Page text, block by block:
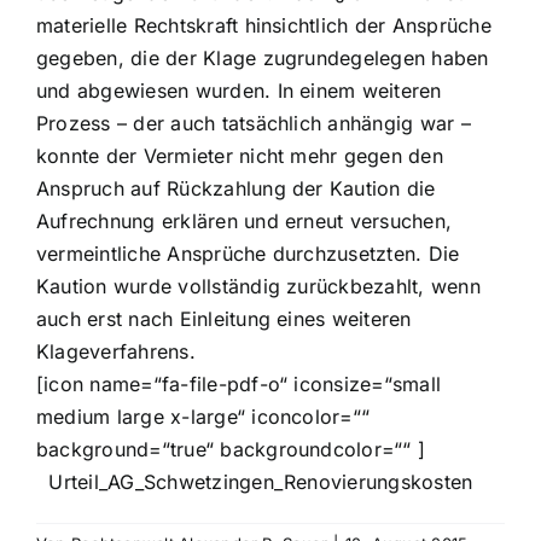
materielle Rechtskraft hinsichtlich der Ansprüche
gegeben, die der Klage zugrundegelegen haben
und abgewiesen wurden. In einem weiteren
Prozess – der auch tatsächlich anhängig war –
konnte der Vermieter nicht mehr gegen den
Anspruch auf Rückzahlung der Kaution die
Aufrechnung erklären und erneut versuchen,
vermeintliche Ansprüche durchzusetzten. Die
Kaution wurde vollständig zurückbezahlt, wenn
auch erst nach Einleitung eines weiteren
Klageverfahrens.
[icon name=“fa-file-pdf-o“ iconsize=“small
medium large x-large“ iconcolor=““
background=“true“ backgroundcolor=““ ]
Urteil_AG_Schwetzingen_Renovierungskosten